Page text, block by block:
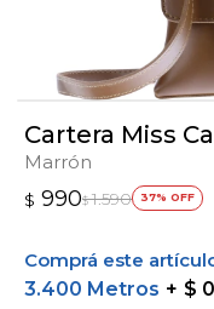
Cartera Miss
Marrón
$ 990$ 1.590 37
Comprá este
3.400 Metros
$ 0